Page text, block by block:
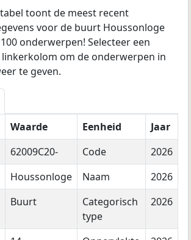
toont de meest recent
voor de buurt Houssonloge
onderwerpen! Selecteer een
om de onderwerpen in
te geven.
Waarde Eenheid
Jaar
62009C20- Code
2026
Houssonloge Naam
2026
Buurt
Categorisch
type
2026